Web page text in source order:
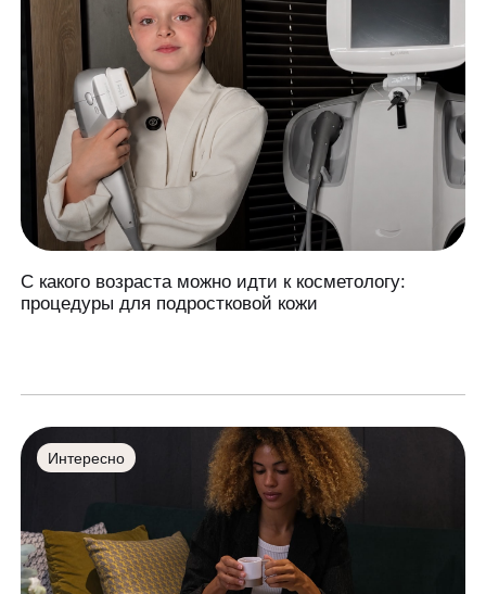
С какого возраста можно идти к косметологу:
процедуры для подростковой кожи
Интересно